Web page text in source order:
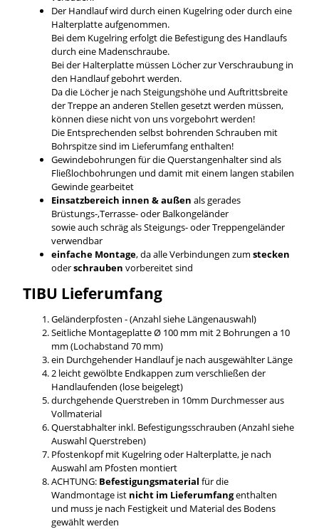
Der Handlauf wird durch einen Kugelring oder durch eine
Halterplatte aufgenommen.
Bei dem Kugelring erfolgt die Befestigung des Handlaufs
durch eine Madenschraube.
Bei der Halterplatte müssen Löcher zur Verschraubung in
den Handlauf gebohrt werden.
Da die Löcher je nach Steigungshöhe und Auftrittsbreite
der Treppe an anderen Stellen gesetzt werden müssen,
können diese nicht von uns vorgebohrt werden!
Die Entsprechenden selbst bohrenden Schrauben mit
Bohrspitze sind im Lieferumfang enthalten!
Gewindebohrungen für die Querstangenhalter sind als
Fließlochbohrungen und damit mit einem langen stabilen
Gewinde gearbeitet
Einsatzbereich innen & außen als gerades
Brüstungs-,Terrasse- oder Balkongeländer
sowie auch schräg als Steigungs- oder Treppengeländer
verwendbar
einfache Montage, da alle Verbindungen zum stecken
oderschrauben vorbereitet sind
TIBU Lieferumfang
Geländerpfosten - (Anzahl siehe Längenauswahl)
Seitliche Montageplatte Ø 100 mm mit 2 Bohrungen a 10
mm (Lochabstand 70 mm)
ein Durchgehender Handlauf je nach ausgewählter Länge
2 leicht gewölbte Endkappen zum verschließen der
Handlaufenden (lose beigelegt)
durchgehende Querstreben in 10mm Durchmesser aus
Vollmaterial
Querstabhalter inkl. Befestigungsschrauben (Anzahl siehe
Auswahl Querstreben)
Pfostenkopf mit Kugelring oder Halterplatte, je nach
Auswahl am Pfosten montiert
ACHTUNG:Befestigungsmaterial für die
Wandmontage ist nicht im Lieferumfangenthalten
und muss je nach Festigkeit und Material des Bodens
gewählt werden